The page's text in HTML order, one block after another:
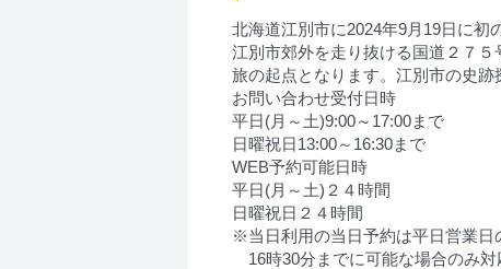
北海道江別市に2024年9月19日に初
江別市郊外を走り抜ける国道２７
旅の起点となります。江別市の史跡
お問い合わせ受付日時
平日(月～土)9:00～17:00まで
日曜祝日13:00～16:30まで
WEB予約可能日時
平日(月～土)２４時間
日曜祝日２４時間
※当日利用の当日予約は平日営業日
16時30分までに可能な場合のみ対